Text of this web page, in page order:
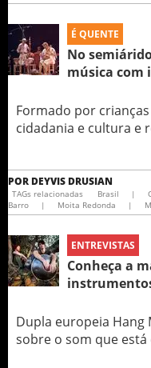
É QUENTE
No
música com
Formado por
cidadania e cultura e
POR DEYVIS DRUSIAN
TAGs relacionadas Brasil |
Barro
| Moita Redonda |
ENTREVISTAS
Conheça a
Dupla europeia Hang
sobre o som que